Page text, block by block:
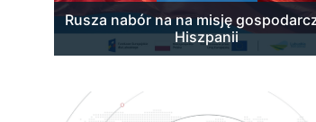
Rusza nabór na na misję
Hiszpanii